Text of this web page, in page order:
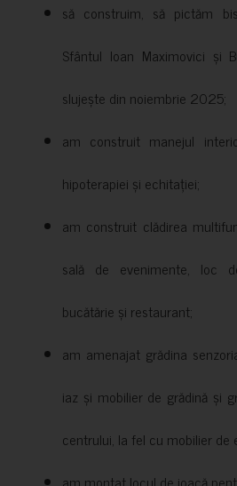
să construim, să pictăm
Sfântul Ioan Maximovici și
slujește din noiembrie 2025;
am construit manejul
hipoterapiei și echitației;
am construit clădirea
sală de evenimente, loc
bucătărie și restaurant;
am amenajat grădina
iaz și mobilier de grădină și
centrului, la fel cu mobilier de